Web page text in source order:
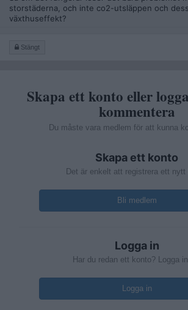
storstäderna, och inte co2-utsläppen och
växthuseffekt?
Stängt
Skapa ett konto eller
kommentera
Du måste vara medlem för att kunna
Skapa ett konto
Det är enkelt att registrera ett nytt
Bli medlem
Logga in
Har du redan ett konto? Logga
Logga in